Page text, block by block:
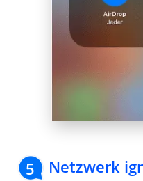
5
Netzwerk